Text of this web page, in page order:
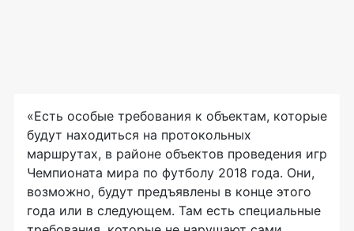
«Есть особые требования к объектам, которые
будут находиться на протокольных
маршрутах, в районе объектов проведения игр
Чемпионата мира по футболу 2018 года. Они,
возможно, будут предъявлены в конце этого
года или в следующем. Там есть специальные